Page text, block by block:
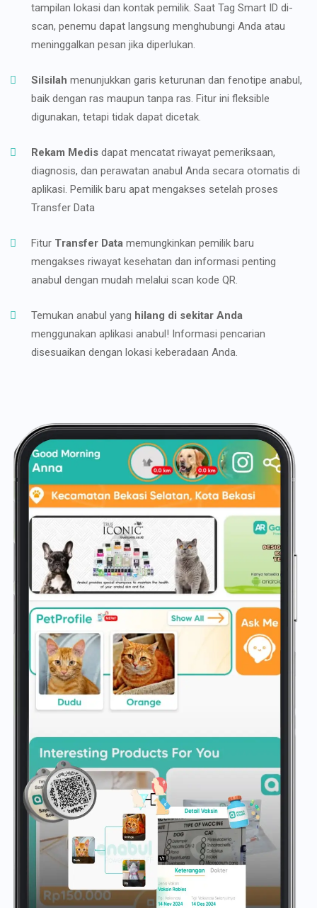
tampilan lokasi dan kontak pemilik. Saat Tag Smart ID di-
scan, penemu dapat langsung menghubungi Anda atau
meninggalkan pesan jika diperlukan.
Silsilah menunjukkan garis keturunan dan fenotipe anabul,
baik dengan ras maupun tanpa ras. Fitur ini fleksible
digunakan, tetapi tidak dapat dicetak.
Rekam Medis dapat mencatat riwayat pemeriksaan,
diagnosis, dan perawatan anabul Anda secara otomatis di
aplikasi. Pemilik baru apat mengakses setelah proses
Transfer Data
Fitur Transfer Data memungkinkan pemilik baru
mengakses riwayat kesehatan dan informasi penting
anabul dengan mudah melalui scan kode QR.
Temukan anabul yang hilang di sekitar Anda
menggunakan aplikasi anabul! Informasi pencarian
disesuaikan dengan lokasi keberadaan Anda.